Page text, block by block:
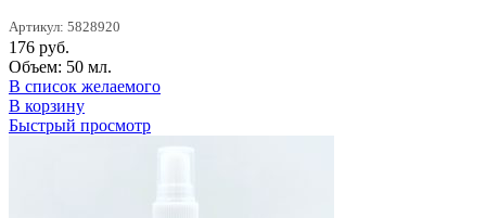
Артикул: 5828920
176 руб.
Объем: 50 мл.
В список желаемого
В корзину
Быстрый просмотр